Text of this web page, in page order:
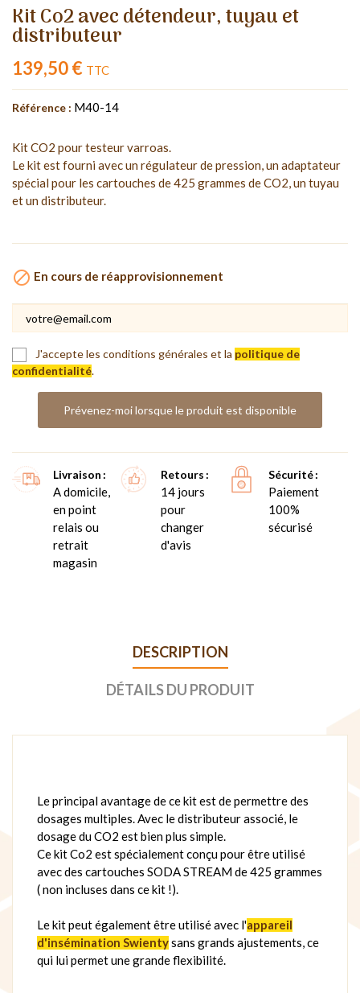
Kit Co2 avec détendeur, tuyau et
distributeur
139,50 € TTC
Référence : M40-14
Kit CO2 pour testeur varroas.
Le kit est fourni avec un régulateur de pression, un adaptateur
spécial pour les cartouches de 425 grammes de CO2, un tuyau
et un distributeur.
 En cours de réapprovisionnement
J'accepte les conditions générales et la politique de
confidentialité.
Prévenez-moi lorsque le produit est disponible
Livraison
A domicile,
en point
relais ou
retrait
magasin
Retours
14 jours
pour
changer
d'avis
Sécurité
Paiement
100%
sécurisé
DESCRIPTION
DÉTAILS DU PRODUIT
Le principal avantage de ce kit est de permettre des
dosages multiples. Avec le distributeur associé, le
dosage du CO2 est bien plus simple.
Ce kit Co2 est spécialement conçu pour être utilisé
avec des cartouches SODA STREAM de 425 grammes
( non incluses dans ce kit !).
Le kit peut également être utilisé avec l'appareil
d'insémination Swientysans grands ajustements, ce
qui lui permet une grande flexibilité.